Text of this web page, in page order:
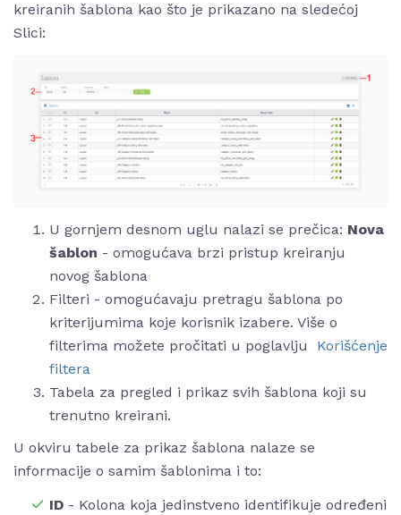
kreiranih šablona kao što je prikazano na sledećoj
Slici:
U gornjem desnom uglu nalazi se prečica: Nova
šablon - omogućava brzi pristup kreiranju
novog šablona
Filteri - omogućavaju pretragu šablona po
kriterijumima koje korisnik izabere. Više o
filterima možete pročitati u poglavlju
Korišćenje
filtera
Tabela za pregled i prikaz svih šablona koji su
trenutno kreirani.
U okviru tabele za prikaz šablona nalaze se
informacije o samim šablonima i to:
ID - Kolona koja jedinstveno identifikuje određeni